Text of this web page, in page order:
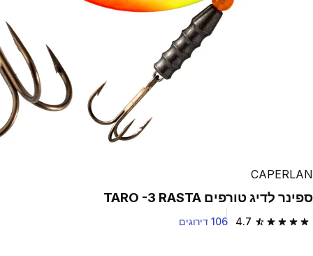
Play Video
CAPERLAN
ספינר לדיג טורפים TARO -3 RASTA
4.7 4.7 out of 5 stars from 106 reviews 106 דירוגים